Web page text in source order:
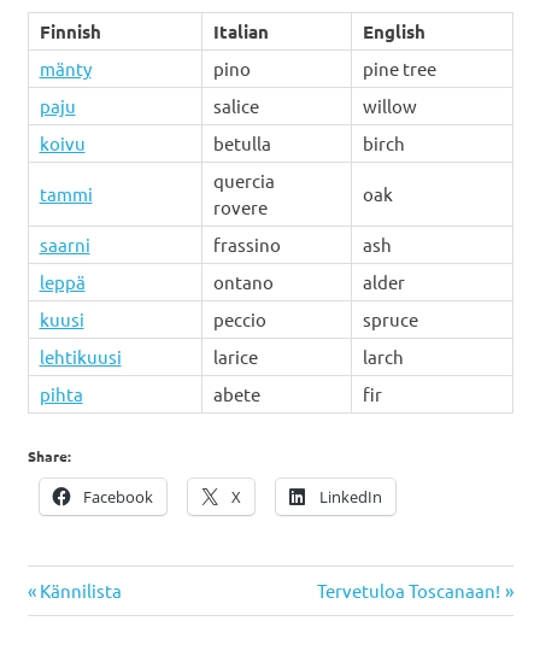
Finnish Italian English
mänty pino
pine tree
paju
salice
willow
koivu
betulla birch
tammi
quercia
rovere
oak
saarni frassino
ash
leppä
ontano
alder
kuusi
peccio
spruce
lehtikuusi
larice
larch
pihta
abete fir
Share:
Facebook X LinkedIn
Post
navigation
Previous
Post:
Kännilista
Next
Post:
Tervetuloa Toscanaan!